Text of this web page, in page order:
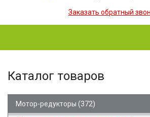
Заказать обратный
Каталог товаров
Мотор-редукторы (372)